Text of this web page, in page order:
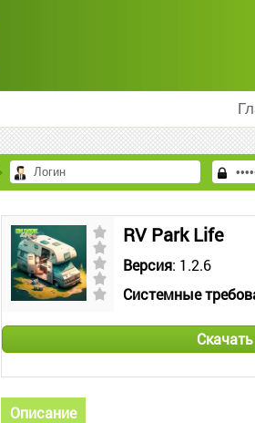
RV Park Life
Версия: 1.2.6
Системные
Описание